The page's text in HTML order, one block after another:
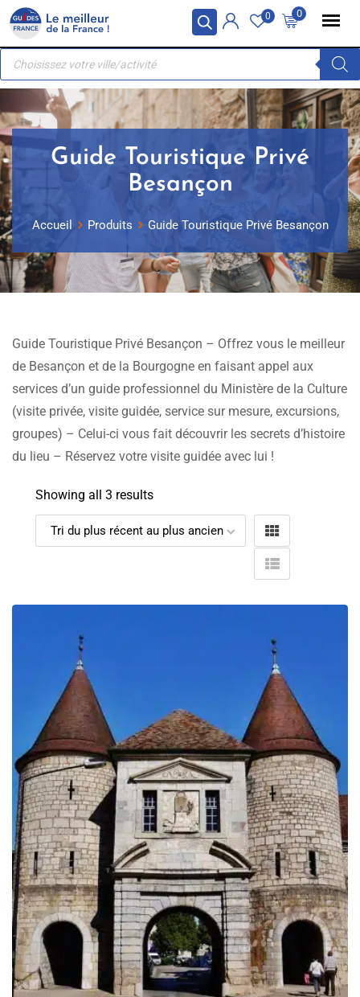
Panneau de gestion des cookies
Skip
content
0
0
Recherche
produits
Guide Touristique Privé
Besançon
Accueil Produits Guide Touristique Privé Besançon
Guide Touristique Privé Besançon – Offrez vous le meilleur
de Besançon et de la Bourgogne en faisant appel aux
services d’un guide professionnel du Ministère de la Culture
(visite privée, visite guidée, service sur mesure, excursions,
groupes) – Celui-ci vous fait découvrir les secrets d’histoire
du lieu – Réservez votre visite guidée avec lui !
Showing all 3 results